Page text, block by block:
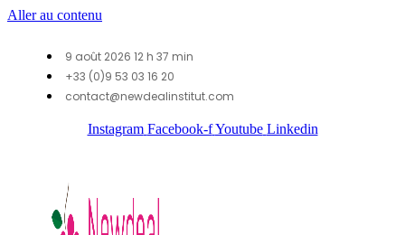
Aller au contenu
9 août 2026 12 h 37 min
+33 (0)9 53 03 16 20
contact@newdealinstitut.com
Instagram Facebook-f Youtube Linkedin